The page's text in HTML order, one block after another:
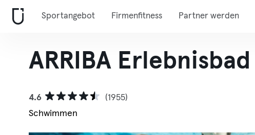
Sportangebot Firmenfitness Partner werden
ARRIBA Erlebnisbad
4.6
(1955)
Schwimmen